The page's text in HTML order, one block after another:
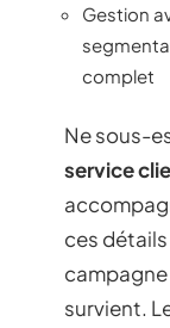
Gestion
complet
Ne sous-
service
ces
survient.